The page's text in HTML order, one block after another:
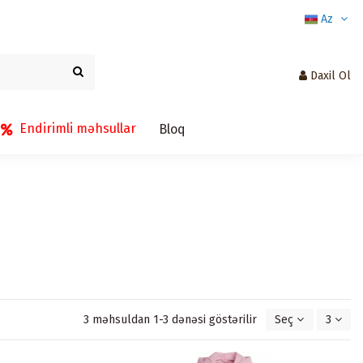
Az
Daxil Ol
Endirimli məhsullar Bloq
3 məhsuldan 1-3 dənəsi göstərilir Seç 3